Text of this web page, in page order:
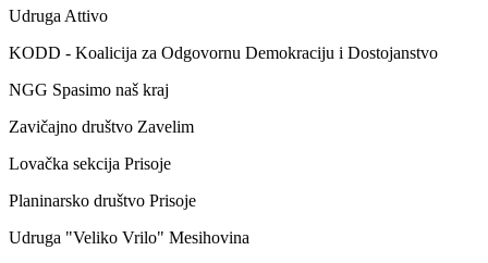
Udruga Attivo
KODD - Koalicija za Odgovornu Demokraciju i Dostojanstvo
NGG Spasimo naš kraj
Zavičajno društvo Zavelim
Lovačka sekcija Prisoje
Planinarsko društvo Prisoje
Udruga "Veliko Vrilo" Mesihovina